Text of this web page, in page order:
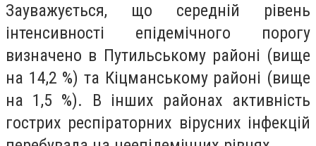
Зауважується, що середній рівень
інтенсивності епідемічного порогу
визначено в Путильському районі (вище
на 14,2 %) та Кіцманському районі (вище
на 1,5 %). В інших районах активність
гострих респіраторних вірусних інфекцій